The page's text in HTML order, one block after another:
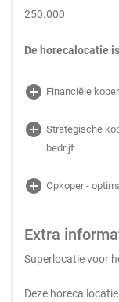
250.000
De horecalocatie
add_circle Financiële
add_circle Strategische
bedrijf
add_circle Opkoper -
Extra
Superlocatie voor
Deze horeca